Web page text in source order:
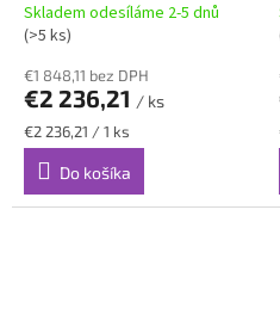
Skladem odesíláme 2-5 dnů
(>5 ks)
€1 848,11 bez DPH
€2 236,21 / ks
Jednotková
cena:
€2 236,21 / 1 ks
Do košíka